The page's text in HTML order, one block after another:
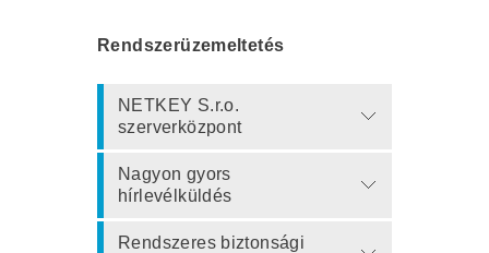
Rendszerüzemeltetés
NETKEY S.r.o.
szerverközpont
Nagyon gyors
hírlevélküldés
Rendszeres biztonsági